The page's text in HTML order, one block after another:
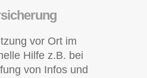
vor Ort im
Hilfe z.B. bei
von Infos und